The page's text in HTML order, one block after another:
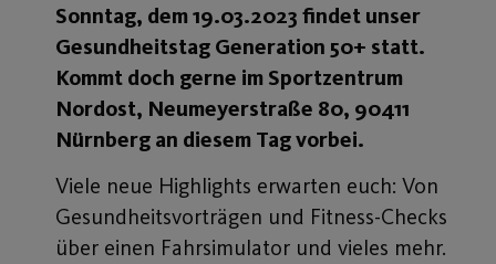
Sonntag, dem 19.03.2023 findet unser
Gesundheitstag Generation 50+ statt.
Kommt doch gerne im Sportzentrum
Nordost, Neumeyerstraße 80, 90411
Nürnberg an diesem Tag vorbei.
Viele neue Highlights erwarten euch: Von
Gesundheitsvorträgen und Fitness-Checks
über einen Fahrsimulator und vieles mehr.